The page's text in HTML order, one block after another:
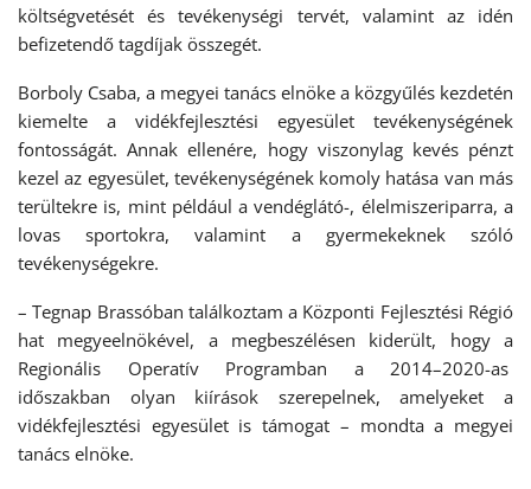
költségvetését és tevékenységi tervét, valamint az idén
befizetendő tagdíjak összegét.
Borboly Csaba, a megyei tanács elnöke a közgyűlés kezdetén
kiemelte a vidékfejlesztési egyesület tevékenységének
fontosságát. Annak ellenére, hogy viszonylag kevés pénzt
kezel az egyesület, tevékenységének komoly hatása van más
terültekre is, mint például a vendéglátó-, élelmiszeriparra, a
lovas sportokra, valamint a gyermekeknek szóló
tevékenységekre.
– Tegnap Brassóban találkoztam a Központi Fejlesztési Régió
hat megyeelnökével, a megbeszélésen kiderült, hogy a
Regionális Operatív Programban a 2014–2020-as
időszakban olyan kiírások szerepelnek, amelyeket a
vidékfejlesztési egyesület is támogat – mondta a megyei
tanács elnöke.